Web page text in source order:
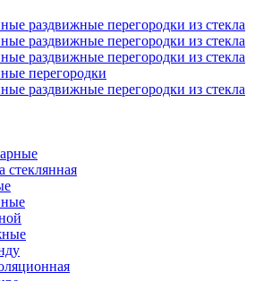
раздвижные перегородки из стекла
раздвижные перегородки из стекла
раздвижные перегородки из стекла
перегородки
раздвижные перегородки из стекла
стеклянная